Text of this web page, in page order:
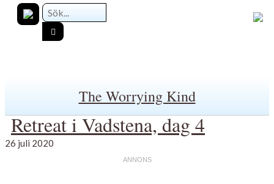
The Worrying Kind
Retreat i Vadstena, dag 4
26 juli 2020